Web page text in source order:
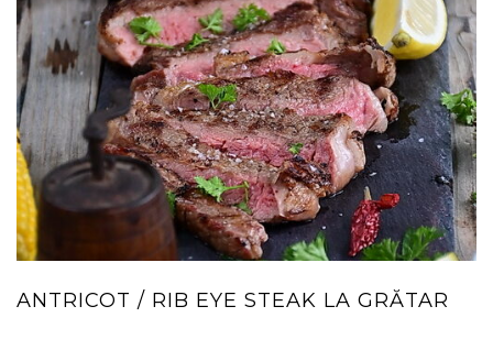
ANTRICOT / RIB EYE STEAK LA GRĂTAR